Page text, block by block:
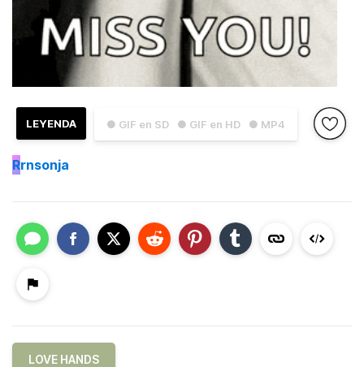
● GIF en SD ● GIF en HD ● MP4
LEYENDA
Rrnsonja
LOVE HANDS